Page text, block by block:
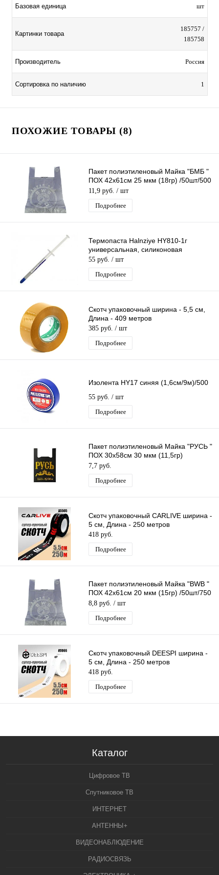
Базовая единица шт
Картинки товара
185757 /
185758
Производитель Россия
Сортировка по наличию 1
ПОХОЖИЕ ТОВАРЫ (8)
Пакет полиэтиленовый Майка "БМБ "
ПОХ 42х61см 25 мкм (18гр) /50шт/500
шт*меш
11,9 руб. / шт
Подробнее
Термопаста Halnziye HY810-1г
универсальная, силиконовая
55 руб. / шт
Подробнее
Скотч упаковочный ширина - 5,5 см,
Длина - 409 метров
385 руб. / шт
Подробнее
Изолента HY17 синяя (1,6см/9м)/500
55 руб. / шт
Подробнее
Пакет полиэтиленовый Майка "РУСЬ "
ПОХ 30х58см 30 мкм (11,5гр)
/50шт/750 шт*меш, 1ШТ.
7,7 руб.
Подробнее
Скотч упаковочный CARLIVE ширина -
5 см, Длина - 250 метров
418 руб.
Подробнее
Пакет полиэтиленовый Майка "BWB "
ПОХ 42х61см 20 мкм (15гр) /50шт/750
шт*меш, 1ШТ.
8,8 руб. / шт
Подробнее
Скотч упаковочный DEESPI ширина -
5 см, Длина - 250 метров
418 руб.
Подробнее
Каталог
Цифровое ТВ
Спутниковое ТВ
ИНТЕРНЕТ
АНТЕННЫ+
ВИДЕОНАБЛЮДЕНИЕ
РАДИОСВЯЗЬ